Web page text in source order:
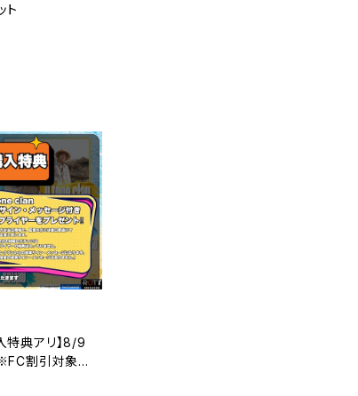
ト
特典アリ】8/9
割引対象チ